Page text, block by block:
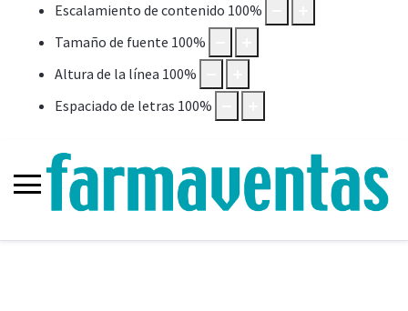
Escalamiento de contenido 100%
Tamaño de fuente 100%
Altura de la línea 100%
Espaciado de letras 100%